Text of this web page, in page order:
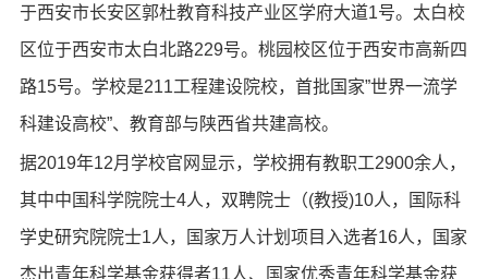
于西安市长安区郭杜教育科技产业区学府大道1号。太白校
区位于西安市太白北路229号。桃园校区位于西安市高新四
路15号。学校是211工程建设院校，首批国家”世界一流学
科建设高校”、教育部与陕西省共建高校。
据2019年12月学校官网显示，学校拥有教职工2900余人，
其中中国科学院院士4人，双聘院士（(教授)10人，国际科
学史研究院院士1人，国家万人计划项目入选者16人，国家
杰出青年科学基金获得者11人、国家优秀青年科学基金获